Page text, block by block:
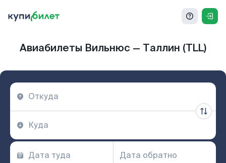
Авиабилеты Вильнюс — Таллин (TLL)